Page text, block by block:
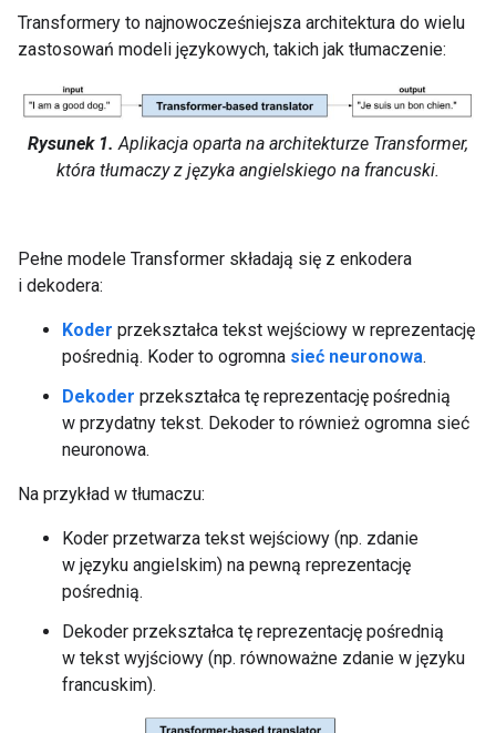
Transformery to najnowocześniejsza architektura do wielu
zastosowań modeli językowych, takich jak tłumaczenie:
Rysunek 1. Aplikacja oparta na architekturze Transformer,
która tłumaczy z języka angielskiego na francuski.
Pełne modele Transformer składają się z enkodera
i dekodera:
Koder przekształca tekst wejściowy w reprezentację
pośrednią. Koder to ogromna sieć neuronowa.
Dekoder przekształca tę reprezentację pośrednią
w przydatny tekst. Dekoder to również ogromna sieć
neuronowa.
Na przykład w tłumaczu:
Koder przetwarza tekst wejściowy (np. zdanie
w języku angielskim) na pewną reprezentację
pośrednią.
Dekoder przekształca tę reprezentację pośrednią
w tekst wyjściowy (np. równoważne zdanie w języku
francuskim).